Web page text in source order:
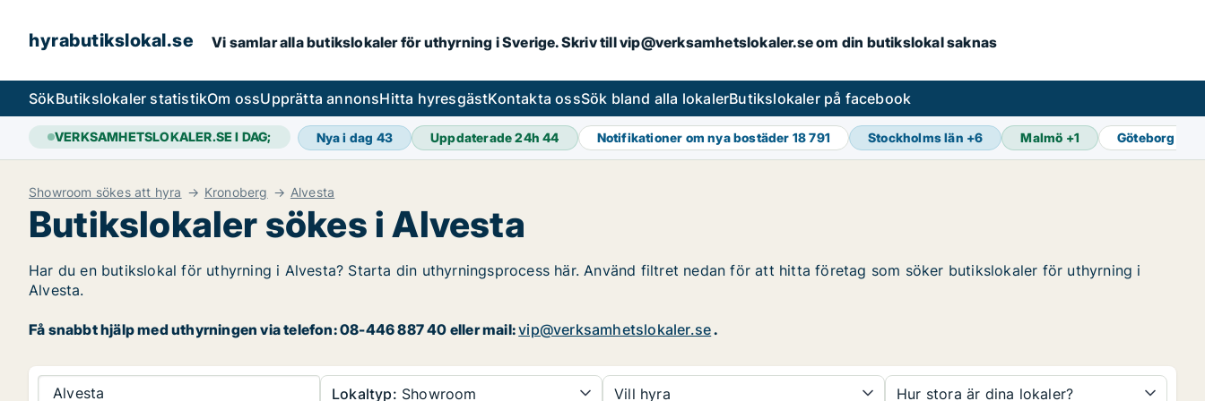
hyrabutikslokal.se Vi samlar alla butikslokaler för uthyrning i Sverige. Skriv till vip@verksamhetslokaler.se om din butikslokal saknas
SökButikslokaler statistikOm ossUpprätta annonsHitta hyresgästKontakta ossSök bland alla lokalerButikslokaler på facebook
VERKSAMHETSLOKALER.SE I DAG; Nya i dag 43 Uppdaterade 24h44 Notifikationer om nya bostäder 18 791 Stockholms län +6 Malmö +1 Göteborg
Showroom sökes att hyra Kronoberg Alvesta
Butikslokaler sökes i Alvesta
Har du en butikslokal för uthyrning i Alvesta? Starta din uthyrningsprocess här. Använd filtret nedan för att hitta företag som söker butikslokaler för uthyrning i
Alvesta.
Få snabbt hjälp med uthyrningen via telefon: 08-446 887 40 eller mail:vip@verksamhetslokaler.se.
Alvesta Lokaltyp: Showroom Vill hyra Hur stora är dina lokaler?